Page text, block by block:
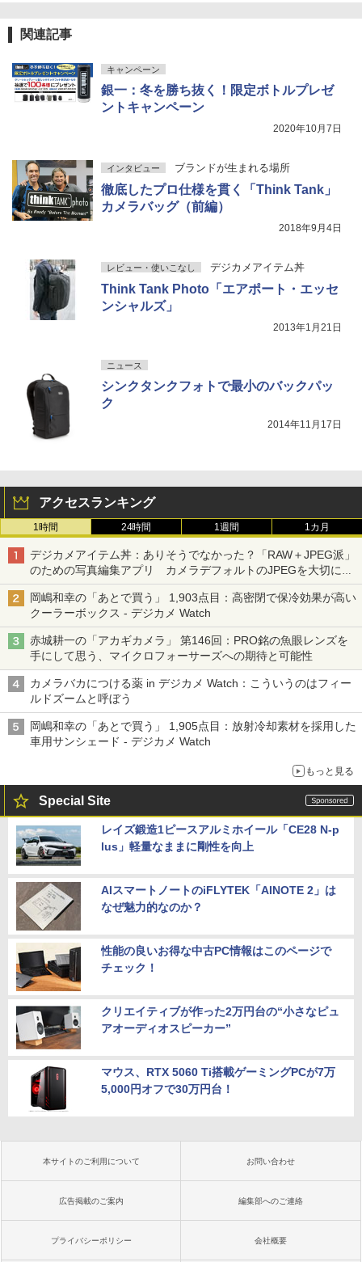
関連記事
キャンペーン
銀一：冬を勝ち抜く！限定ボトルプレゼ
ントキャンペーン
2020年10月7日
インタビュー ブランドが生まれる場所
徹底したプロ仕様を貫く「Think Tank」
カメラバッグ（前編）
2018年9月4日
レビュー・使いこなし デジカメアイテム丼
Think Tank Photo「エアポート・エッセ
ンシャルズ」
2013年1月21日
ニュース
シンクタンクフォトで最小のバックパッ
ク
2014年11月17日
アクセスランキング
1時間 24時間 1週間 1カ月
デジカメアイテム丼：ありそうでなかった？「RAW＋JPEG派」
のための写真編集アプリ カメラデフォルトのJPEGを大切にす
る「Filmator」
岡嶋和幸の「あとで買う」 1,903点目：高密閉で保冷効果が高い
クーラーボックス - デジカメ Watch
赤城耕一の「アカギカメラ」 第146回：PRO銘の魚眼レンズを
手にして思う、マイクロフォーサーズへの期待と可能性
カメラバカにつける薬 in デジカメ Watch：こういうのはフィー
ルドズームと呼ぼう
岡嶋和幸の「あとで買う」 1,905点目：放射冷却素材を採用した
車用サンシェード - デジカメ Watch
もっと見る
Special Site
レイズ鍛造1ピースアルミホイール「CE28 N-p
lus」軽量なままに剛性を向上
AIスマートノートのiFLYTEK「AINOTE 2」は
なぜ魅力的なのか？
性能の良いお得な中古PC情報はこのページで
チェック！
クリエイティブが作った2万円台の“小さなピュ
アオーディオスピーカー”
マウス、RTX 5060 Ti搭載ゲーミングPCが7万
5,000円オフで30万円台！
本サイトのご利用について お問い合わせ
広告掲載のご案内 編集部へのご連絡
プライバシーポリシー 会社概要